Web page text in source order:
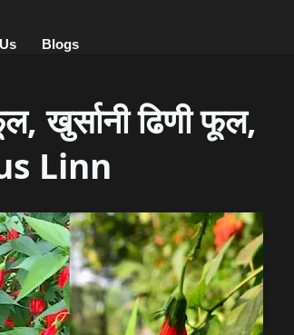
Blogs
खुर्सानी ढिणी फूल,
Linn